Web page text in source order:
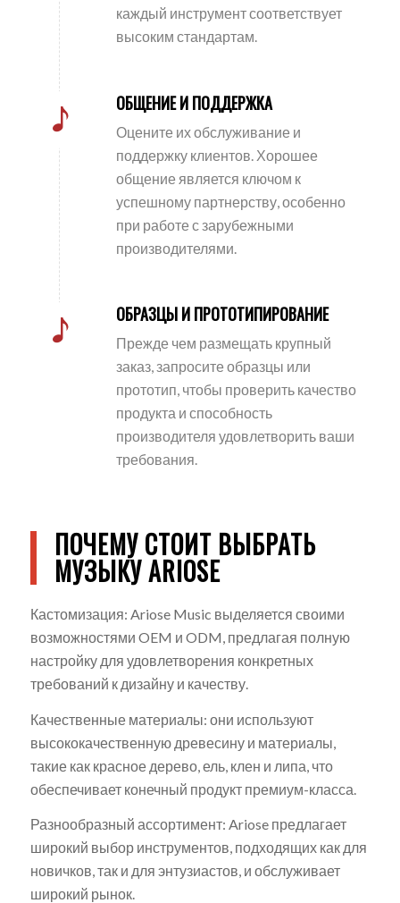
каждый инструмент соответствует
высоким стандартам.
ОБЩЕНИЕ И ПОДДЕРЖКА
Оцените их обслуживание и
поддержку клиентов. Хорошее
общение является ключом к
успешному партнерству, особенно
при работе с зарубежными
производителями.
ОБРАЗЦЫ И ПРОТОТИПИРОВАНИЕ
Прежде чем размещать крупный
заказ, запросите образцы или
прототип, чтобы проверить качество
продукта и способность
производителя удовлетворить ваши
требования.
ПОЧЕМУ СТОИТ ВЫБРАТЬ
МУЗЫКУ ARIOSE
Кастомизация: Ariose Music выделяется своими
возможностями OEM и ODM, предлагая полную
настройку для удовлетворения конкретных
требований к дизайну и качеству.
Качественные материалы: они используют
высококачественную древесину и материалы,
такие как красное дерево, ель, клен и липа, что
обеспечивает конечный продукт премиум-класса.
Разнообразный ассортимент: Ariose предлагает
широкий выбор инструментов, подходящих как для
новичков, так и для энтузиастов, и обслуживает
широкий рынок.